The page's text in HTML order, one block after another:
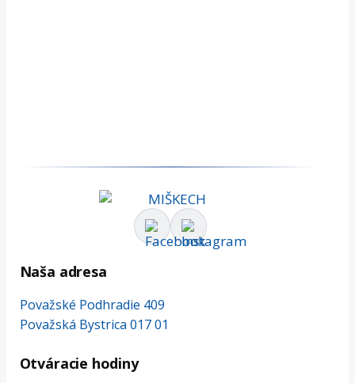
Naša adresa
Považské Podhradie 409
Považská Bystrica 017 01
Otváracie hodiny